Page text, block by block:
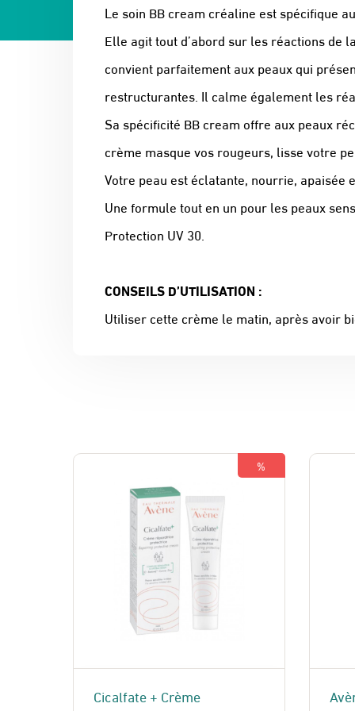
Le soin BB cream créaline est spécifique
Elle agit tout d’abord sur les réactions de
convient parfaitement aux peaux qui
restructurantes. Il calme également les
Sa spécificité BB cream offre aux peaux
crème masque vos rougeurs, lisse votre
Votre peau est éclatante, nourrie, apaisée
Une formule tout en un pour les peaux
Protection UV 30.
CONSEILS D’UTILISATION :
Utiliser cette crème le matin, après avoir
%
Cicalfate + Crème